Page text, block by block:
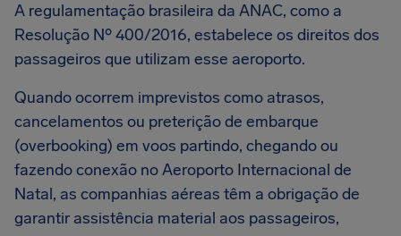
A regulamentação brasileira da ANAC, como a
Resolução Nº 400/2016, estabelece os direitos dos
passageiros que utilizam esse aeroporto.
Quando ocorrem imprevistos como atrasos,
cancelamentos ou preterição de embarque
(overbooking) em voos partindo, chegando ou
fazendo conexão no Aeroporto Internacional de
Natal, as companhias aéreas têm a obrigação de
garantir assistência material aos passageiros,